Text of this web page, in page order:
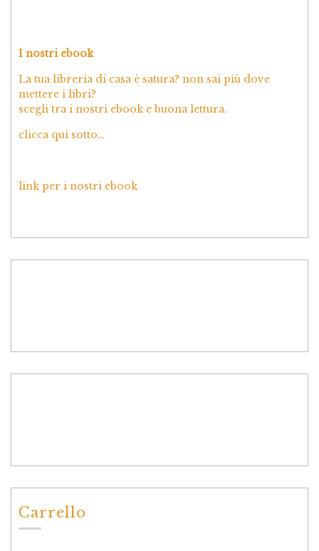
I nostri ebook
La tua libreria di casa è satura? non sai più dove
mettere i libri?
scegli tra i nostri ebook e buona lettura.
clicca qui sotto…
link per i nostri ebook
Carrello